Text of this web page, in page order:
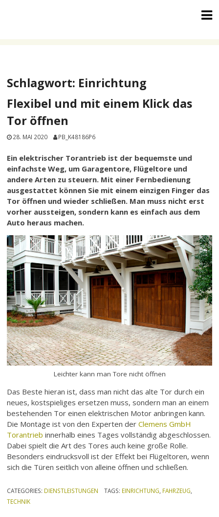
Schlagwort: Einrichtung
Flexibel und mit einem Klick das
Tor öffnen
28. MAI 2020 PB_K48186P6
Ein elektrischer Torantrieb ist der bequemste und
einfachste Weg, um Garagentore, Flügeltore und
andere Arten zu steuern. Mit einer Fernbedienung
ausgestattet können Sie mit einem einzigen Finger das
Tor öffnen und wieder schließen. Man muss nicht erst
vorher aussteigen, sondern kann es einfach aus dem
Auto heraus machen.
Leichter kann man Tore nicht öffnen
Das Beste hieran ist, dass man nicht das alte Tor durch ein
neues, kostspieliges ersetzen muss, sondern man an einem
bestehenden Tor einen elektrischen Motor anbringen kann.
Die Montage ist von den Experten der Clemens GmbH
Torantrieb innerhalb eines Tages vollständig abgeschlossen.
Dabei spielt die Art des Tores auch keine große Rolle.
Besonders eindrucksvoll ist der Effekt bei Flügeltoren, wenn
sich die Türen seitlich von alleine öffnen und schließen.
CATEGORIES: DIENSTLEISTUNGEN TAGS: EINRICHTUNG FAHRZEUG
TECHNIK